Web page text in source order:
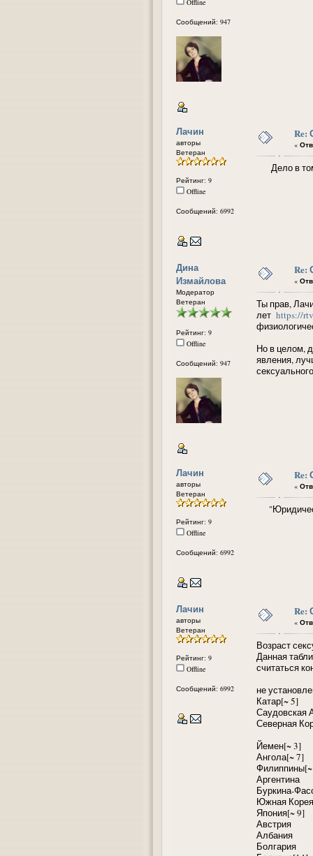
Offline
Сообщений: 947
Лачин
авторы
Ветеран
Рейтинг: 9
Offline
Сообщений: 6992
Re:
«
Дело в
Дина
Измайлова
Модератор
Ветеран
Рейтинг: 9
Offline
Сообщений: 947
Re:
«
Ты прав,
лет https://
Но в целом,
явления,
Лачин
авторы
Ветеран
Рейтинг: 9
Offline
Сообщений: 6992
Re:
«
Лачин
авторы
Ветеран
Рейтинг: 9
Offline
Сообщений: 6992
Re:
«
Возраст
Данная
считаться
не
Катар[~ 5]
Саудовская
Северная
Йемен[~ 3]
Ангола[~ 7]
Аргентина
Буркина-
Южная
Япония[~ 9]
Австрия
Албания
Болгария